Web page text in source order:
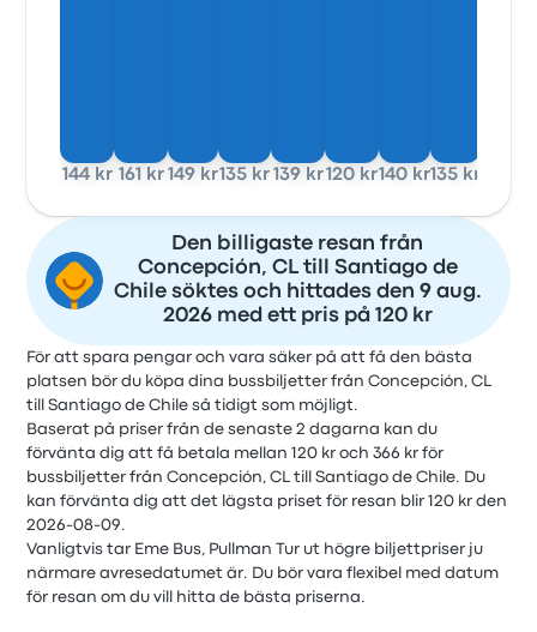
144 kr 161 kr 149 kr135 kr 139 kr120 kr140 kr135 kr
Den billigaste resan från
Concepción, CL till Santiago de
Chile söktes och hittades den 9 aug.
2026 med ett pris på 120 kr
För att spara pengar och vara säker på att få den bästa
platsen bör du köpa dina bussbiljetter från Concepción, CL
till Santiago de Chile så tidigt som möjligt.
Baserat på priser från de senaste 2 dagarna kan du
förvänta dig att få betala mellan 120 kr och 366 kr för
bussbiljetter från Concepción, CL till Santiago de Chile. Du
kan förvänta dig att det lägsta priset för resan blir 120 kr den
2026-08-09.
Vanligtvis tar Eme Bus, Pullman Tur ut högre biljettpriser ju
närmare avresedatumet är. Du bör vara flexibel med datum
för resan om du vill hitta de bästa priserna.